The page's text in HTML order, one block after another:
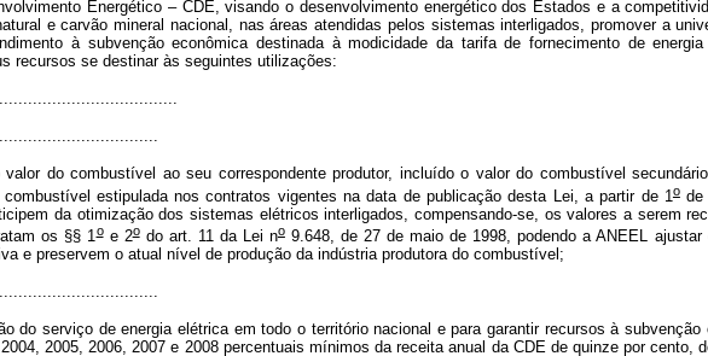
Energético – CDE, visando o desenvolvimento energético dos Estados e a
e carvão mineral nacional, nas áreas atendidas pelos sistemas interligados, promover a
à subvenção econômica destinada à modicidade da tarifa de fornecimento de
recursos se destinar às seguintes utilizações:
do combustível ao seu correspondente produtor, incluído o valor do combustível
estipulada nos contratos vigentes na data de publicação desta Lei, a partir de 1ode
da otimização dos sistemas elétricos interligados, compensando-se, os valores a serem
os §§ 1oe 2odo art. 11 da Lei no9.648, de 27 de maio de 1998, podendo a ANEEL
e preservem o atual nível de produção da indústria produtora do combustível;
do serviço de energia elétrica em todo o território nacional e para garantir recursos à
2005, 2006, 2007 e 2008 percentuais mínimos da receita anual da CDE de quinze por